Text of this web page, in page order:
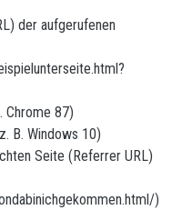
der aufgerufenen
Chrome 87)
B. Windows 10)
Seite (Referrer URL)
)